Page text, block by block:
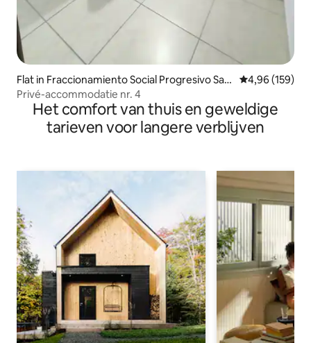
Flat in Fraccionamiento Social Progresivo San
to Tomás Chiconautla
Gemiddelde
4,96 (159)
Privé-accommodatie nr. 4
Het comfort van thuis en geweldige
tarieven voor langere verblijven